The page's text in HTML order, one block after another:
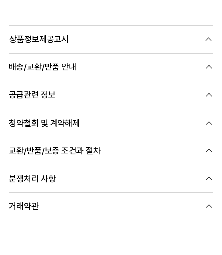
상품정보제공고시
배송/교환/반품 안내
공급관련 정보
청약철회 및 계약해제
교환/반품/보증 조건과 절차
분쟁처리 사항
거래약관